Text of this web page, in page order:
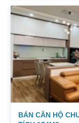
hợp lý các phòng
cửa Bắc. Ban
mát. Nhà
đẹp. Liên hệ :
BÁN CĂN HỘ